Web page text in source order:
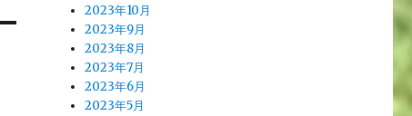
2023年10月
2023年9月
2023年8月
2023年7月
2023年6月
2023年5月